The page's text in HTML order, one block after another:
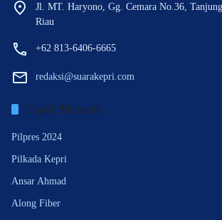
Jl. MT. Haryono, Gg. Cemara No.36,
Riau
+62 813-6406-6665
redaksi@suarakepri.com
Topik Menarik
Pilpres 2024
Pilkada Kepri
Ansar Ahmad
Along Fiber